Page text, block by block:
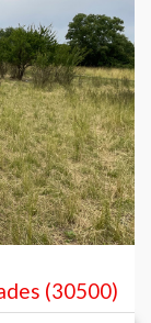
(30500)